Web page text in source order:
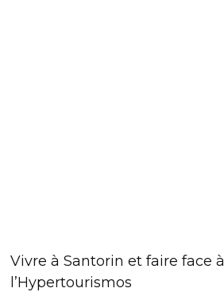
Vivre à Santorin et faire face à
l’Hypertourismos